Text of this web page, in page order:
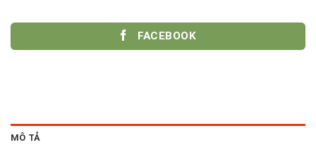
FACEBOOK
MÔ TẢ